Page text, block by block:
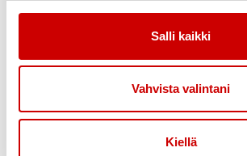
Salli kaikki
Vahvista valintani
Kiellä
Link to facebook
Link toLink
Tietoa